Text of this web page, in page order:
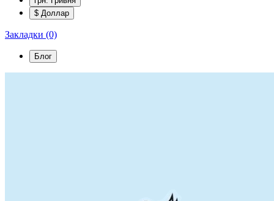
$ Доллар
Закладки (0)
Блог